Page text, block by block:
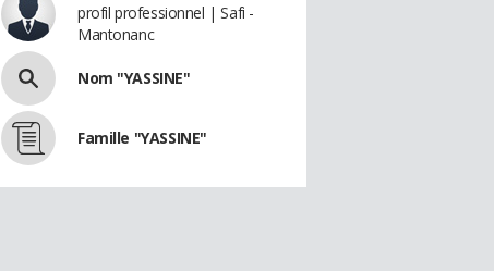
profil professionnel | Safi -
Mantonanc
Nom "YASSINE"
Famille "YASSINE"